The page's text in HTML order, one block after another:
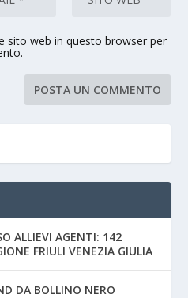
sito web in questo browser per
ALLIEVI AGENTI: 142
FRIULI VENEZIA GIULIA
DA BOLLINO NERO